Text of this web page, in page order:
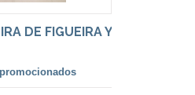
DE FIGUEIRA Y